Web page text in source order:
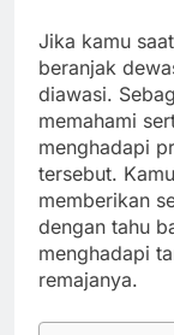
Jika kamu
beranjak
diawasi.
memahami
menghadapi
tersebut.
memberikan
dengan tahu
menghadapi
remajanya.